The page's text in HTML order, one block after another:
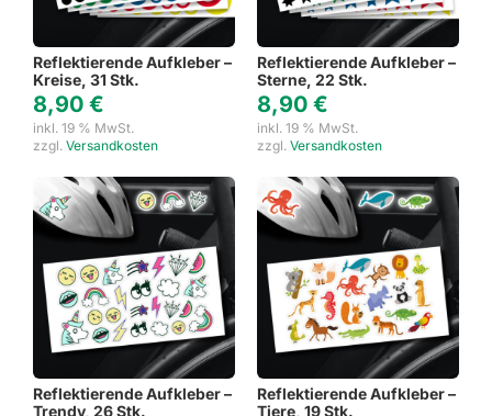
Reflektierende Aufkleber –
Kreise, 31 Stk.
8,90 €
inkl. 19 % MwSt.
zzgl. Versandkosten
Reflektierende Aufkleber –
Sterne, 22 Stk.
8,90 €
inkl. 19 % MwSt.
zzgl. Versandkosten
Reflektierende Aufkleber –
Trendy, 26 Stk.
Reflektierende Aufkleber –
Tiere, 19 Stk.